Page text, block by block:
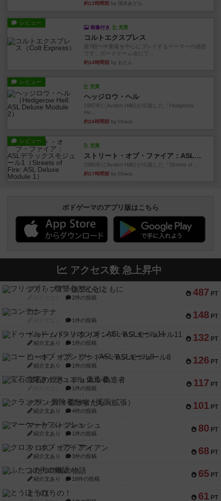
約13時間前 by 深水あどら
レビュー
画像付き 充実
コルトエクスプレス
星7軽〜中量級を中心にプレイするゲーマーの感想
です。ボードゲーム会にて...
約14時間前 by おとん
レビュー
充実
ヘッジロウ・ヘル
1987年にAvalon Hill社が出版した『Hedgerow
He...
約16時間前 by Chaco
レビュー
充実
ストリート・オブ・ファイア：ASLデラックスモジュール1
1985年にAvalon Hill社が出版した『Streets of ...
約17時間前 by Chaco
ボドゲーマのアプリ版はこちら
アクセス数 急上昇中
487 PT
フリップ７：復讐心とともに
2件の投稿
148 PT
コンテナ
1件の投稿
132 PT
ドゥームド・バタリオンズ：ASLモジュール11
紹介文あり 1件の投稿
126 PT
コード・オブ・ブシドー：ASLモジュール8
紹介文あり 1件の投稿
117 PT
宝石の煌き：デュエル 偽造者
1件の投稿
101 PT
クランク! ：冒険者たち（拡張）
紹介文あり 4件の投稿
80 PT
マーケットフレッシュ
紹介文あり 1件の投稿
68 PT
クロス・オブ・アイアン
紹介文あり 3件の投稿
65 PT
ふたつの街の物語
紹介文あり 18件の投稿
61 PT
とうほうの！